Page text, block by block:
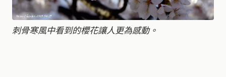
刺骨寒風中看到的櫻花讓人更為感動。